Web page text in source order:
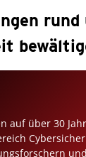
rund
auf über 30